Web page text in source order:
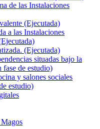
de las Instalaciones
(Ejecutada)
a las Instalaciones
(Ejecutada)
situadas bajo la
fase de estudio)
y salones sociales
estudio)